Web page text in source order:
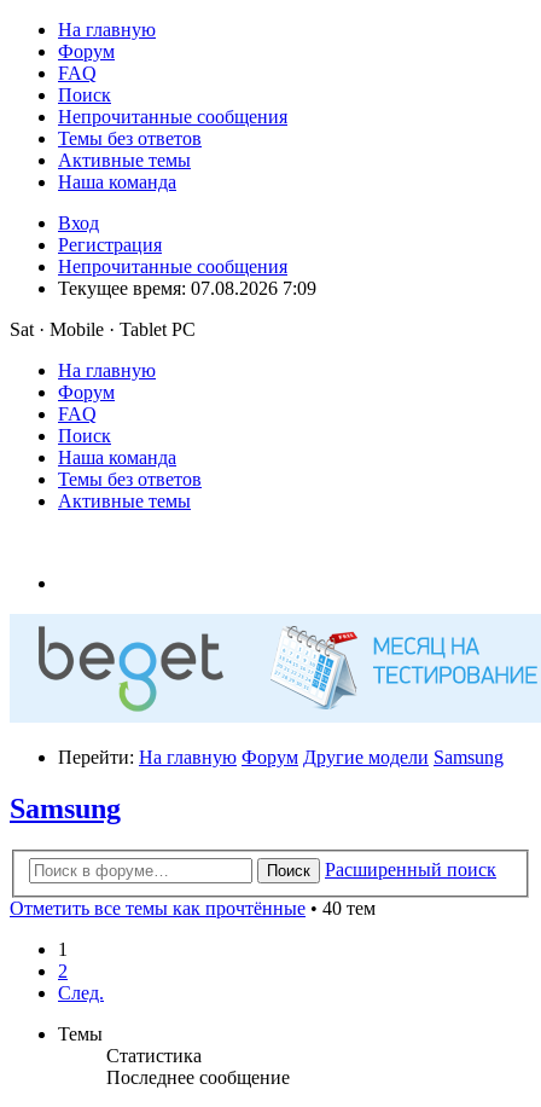
На главную
Форум
FAQ
Поиск
Непрочитанные сообщения
Темы без ответов
Активные темы
Наша команда
Вход
Регистрация
Непрочитанные сообщения
Текущее время: 07.08.2026 7:09
Sat · Mobile · Tablet PC
На главную
Форум
FAQ
Поиск
Наша команда
Темы без ответов
Активные темы
Перейти: На главную Форум Другие модели Samsung
Samsung
Поиск
Расширенный поиск
Отметить все темы как прочтённые • 40 тем
1
2
След.
Темы
Статистика
Последнее сообщение